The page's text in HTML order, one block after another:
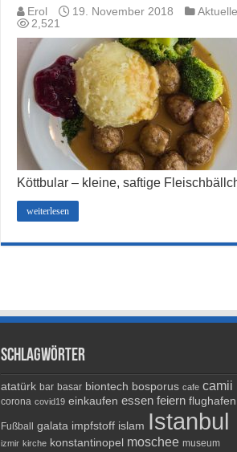
Erol 19. November 2018
2,521
Köttbular – kleine, saftige
weiterlesen
Schlagwörter
atatürk bar basar biontech bosporus cafe camii
corona covid19 einkaufen essen feiern flughafen
Fußball galata impfstoff islam Istanbul
izmir kirche konstantinopel moschee museum